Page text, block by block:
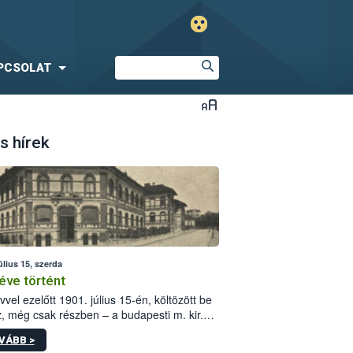
hírek
15, szerda
történt
ezelőtt 1901. július 15-én, költözött be
még csak részben – a budapesti m. kir.
állomás a Kis Rókus utca
alatti, Czigler Győző által tervezett új
>